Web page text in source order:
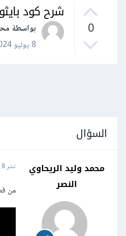
0
شرح كود
بواسطة
8 يوليو 2024
السؤال
محمد وليد الريحاوي
النصر
نشر8 يوليو 2024
من